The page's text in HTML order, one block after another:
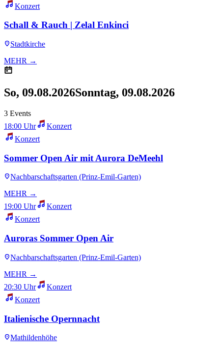
Konzert
Schall & Rauch | Zelal Enkinci
Stadtkirche
MEHR →
So, 09.08.2026Sonntag, 09.08.2026
3 Events
18:00 Uhr
Konzert
Konzert
Sommer Open Air mit Aurora DeMeehl
Nachbarschaftsgarten (Prinz-Emil-Garten)
MEHR →
19:00 Uhr
Konzert
Konzert
Auroras Sommer Open Air
Nachbarschaftsgarten (Prinz-Emil-Garten)
MEHR →
20:30 Uhr
Konzert
Konzert
Italienische Opernnacht
Mathildenhöhe